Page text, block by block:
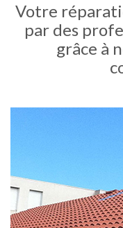
Votre
par des
grâce à